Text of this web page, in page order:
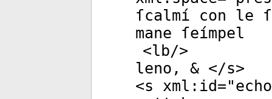
ſcalmí con le
mane ſeímpel
<lb/>
leno, & </s>
<s xml:id="